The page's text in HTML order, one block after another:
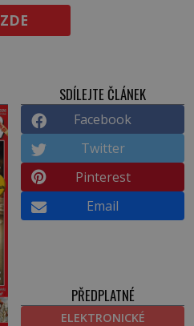
ZDE
SDÍLEJTE ČLÁNEK
Facebook
Twitter
Pinterest
Email
PŘEDPLATNÉ
ELEKTRONICKÉ